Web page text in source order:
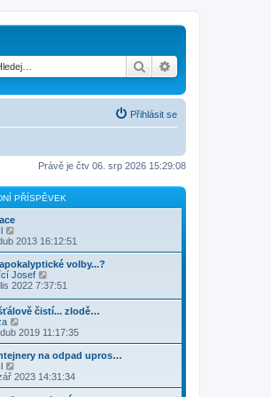
Hledat
Přihlásit se
Právě je čtv 06. srp 2026 15:29:08
PŘÍSPĚVEK
o
b
r
a
z
t
p
o
s
l
e
n
í
2013 16:12:51
volby...?
Josef
o
r
a
z
i
t
p
s
l
2022 7:37:51
čistí... zlodě…
o
b
r
z
2019 11:17:35
na odpad upros…
o
b
2023 14:31:34